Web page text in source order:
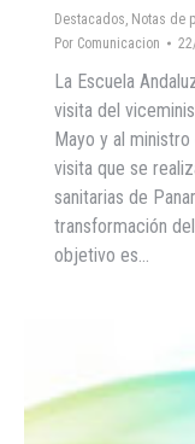
Destacados, Notas de
Por Comunicacion
La Escuela
visita del
Mayo y al
visita que se
sanitarias de
transformación
objetivo es…